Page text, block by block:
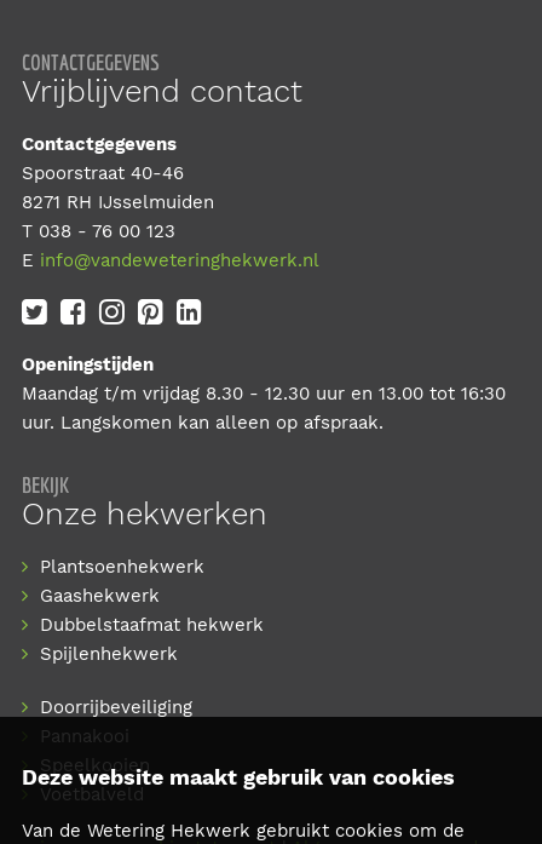
CONTACTGEGEVENS
Vrijblijvend contact
Contactgegevens
Spoorstraat 40-46
8271 RH IJsselmuiden
T 038 - 76 00 123
E info@vandeweteringhekwerk.nl
Openingstijden
Maandag t/m vrijdag 8.30 - 12.30 uur en 13.00 tot 16:30
uur. Langskomen kan alleen op afspraak.
BEKIJK
Onze hekwerken
Plantsoenhekwerk
Gaashekwerk
Dubbelstaafmat hekwerk
Spijlenhekwerk
Doorrijbeveiliging
Pannakooi
Speelkooien
Voetbalveld
Deze website maakt gebruik van cookies
Van de Wetering Hekwerk gebruikt cookies om de